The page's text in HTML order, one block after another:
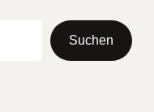
Suchen